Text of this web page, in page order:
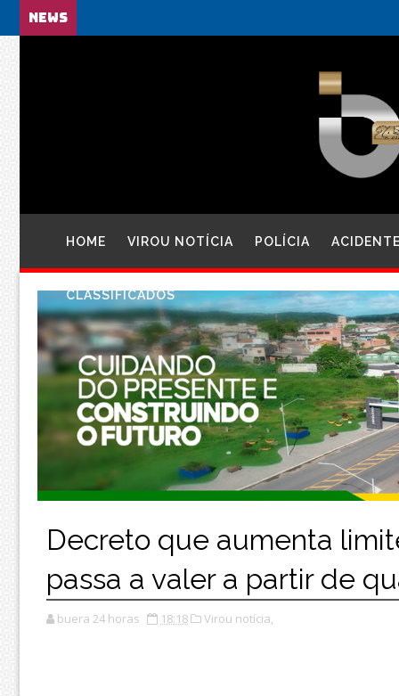
NEWS
HOME VIROU NOTÍCIA POLÍCIA
CLASSIFICADOS
Decreto que aumenta
passa a valer a partir de
buera 24 horas 18:18 Virou notícia,